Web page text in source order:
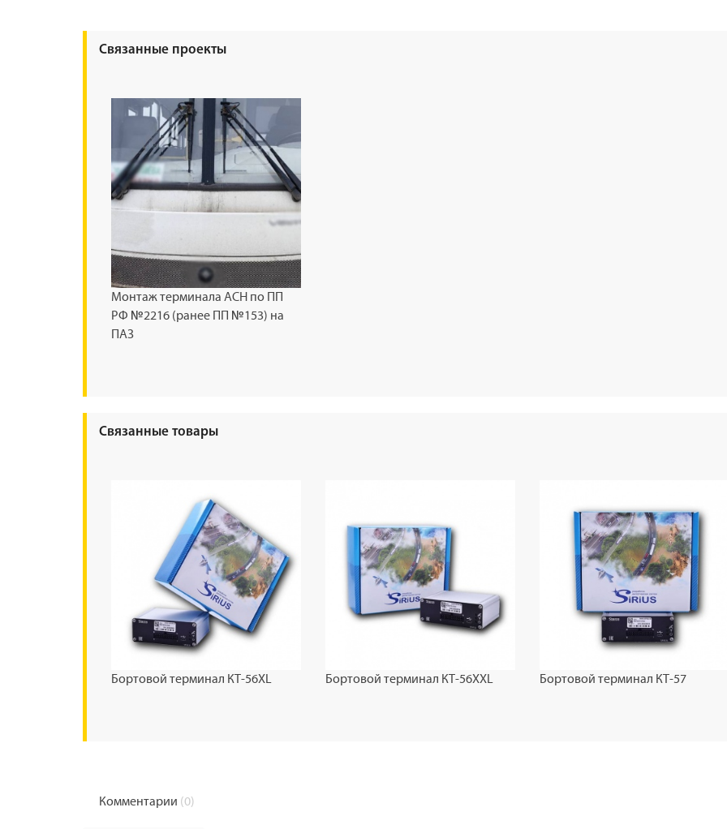
Связанные проекты
Монтаж терминала АСН по ПП
РФ №2216 (ранее ПП №153) на
ПАЗ
Связанные товары
Бортовой терминал КТ-56XL Бортовой терминал КТ-56XXL Бортовой терминал КТ-57
Комментарии (0)